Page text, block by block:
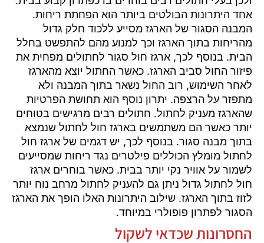
אחד היתרונות הבולטים ביותר הוא הפחתת ריחות.
המבנה הסגור של הארגז מסייע ללכוד חלק גדול
מהריחות בתוך הארגז וכך למנוע מהם להתפשט בחלל
הבית. בנוסף לכך, ארגז חול סגור לחתולים מפחית את
פיזור החול סביב הארגז. כאשר החתול יוצא מהארגז
לאחר השימוש, רוב החול נשאר בתוך המבנה ולא
מתפזר על הרצפה. יתרון נוסף הוא תחושת הפרטיות
שהארגז מעניק לחתול. חתולים רבים מרגישים בטוחים
יותר כאשר הם משתמשים בארגז חול לחתול שנמצא
בתוך מבנה סגור. בנוסף לכך, יש דגמים של ארגז חול
לחתול מומלץ הכוללים פילטרים נגד ריחות שמסייעים
לשמור על אוויר נקי יותר בבית. כאשר בוחרים ארגז
חול לחתול גדול ניתן גם להעניק לחתול מרחב נוח יותר
לזוז בתוך הארגז. שילוב היתרונות האלו הופך את הארגז
הסגור לפתרון פופולרי במיוחד.
החסרונות שכדאי לשקול